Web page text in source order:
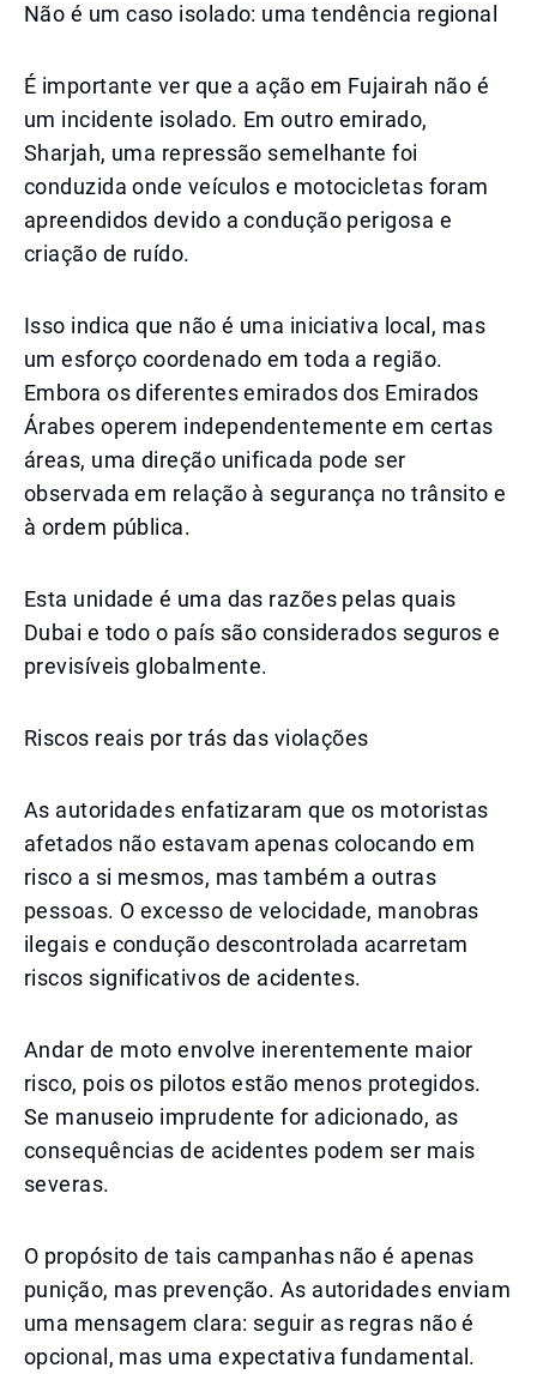
Não é um caso isolado: uma tendência regional
É importante ver que a ação em Fujairah não é
um incidente isolado. Em outro emirado,
Sharjah, uma repressão semelhante foi
conduzida onde veículos e motocicletas foram
apreendidos devido a condução perigosa e
criação de ruído.
Isso indica que não é uma iniciativa local, mas
um esforço coordenado em toda a região.
Embora os diferentes emirados dos Emirados
Árabes operem independentemente em certas
áreas, uma direção unificada pode ser
observada em relação à segurança no trânsito e
à ordem pública.
Esta unidade é uma das razões pelas quais
Dubai e todo o país são considerados seguros e
previsíveis globalmente.
Riscos reais por trás das violações
As autoridades enfatizaram que os motoristas
afetados não estavam apenas colocando em
risco a si mesmos, mas também a outras
pessoas. O excesso de velocidade, manobras
ilegais e condução descontrolada acarretam
riscos significativos de acidentes.
Andar de moto envolve inerentemente maior
risco, pois os pilotos estão menos protegidos.
Se manuseio imprudente for adicionado, as
consequências de acidentes podem ser mais
severas.
O propósito de tais campanhas não é apenas
punição, mas prevenção. As autoridades enviam
uma mensagem clara: seguir as regras não é
opcional, mas uma expectativa fundamental.